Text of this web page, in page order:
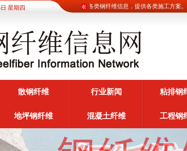
星期四
纤维信息网为广大客户提供各类钢纤维信息，提供各类施工方案。
散钢纤维 行业新闻 粘排钢
地坪钢纤维 混凝土纤维 工程钢